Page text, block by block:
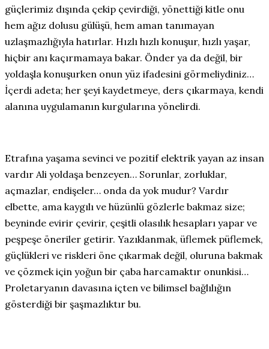
güçlerimiz dışında çekip çevirdiği, yönettiği kitle onu
hem ağız dolusu gülüşü, hem aman tanımayan
uzlaşmazlığıyla hatırlar. Hızlı hızlı konuşur, hızlı yaşar,
hiçbir anı kaçırmamaya bakar. Önder ya da değil, bir
yoldaşla konuşurken onun yüz ifadesini görmeliydiniz…
İçerdi adeta; her şeyi kaydetmeye, ders çıkarmaya, kendi
alanına uygulamanın kurgularına yönelirdi.
Etrafına yaşama sevinci ve pozitif elektrik yayan az insan
vardır Ali yoldaşa benzeyen… Sorunlar, zorluklar,
açmazlar, endişeler… onda da yok mudur? Vardır
elbette, ama kaygılı ve hüzünlü gözlerle bakmaz size;
beyninde evirir çevirir, çeşitli olasılık hesapları yapar ve
peşpeşe öneriler getirir. Yazıklanmak, üflemek püflemek,
güçlükleri ve riskleri öne çıkarmak değil, oluruna bakmak
ve çözmek için yoğun bir çaba harcamaktır onunkisi…
Proletaryanın davasına içten ve bilimsel bağlılığın
gösterdiği bir şaşmazlıktır bu.